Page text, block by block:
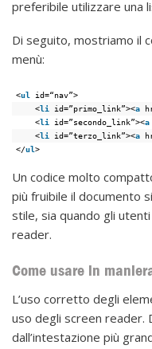
preferibile utilizzare una
Di seguito, mostriamo il
menù:
<ul
id=“nav”>
<li id=”primo_link”><a
<li id=”secondo_link”><a
<li id=”terzo_link”><a
</ul>
Un codice molto
più fruibile il documento
stile, sia quando gli
reader.
Come usare in
L’uso corretto degli
uso degli screen reader.
dall’intestazione più